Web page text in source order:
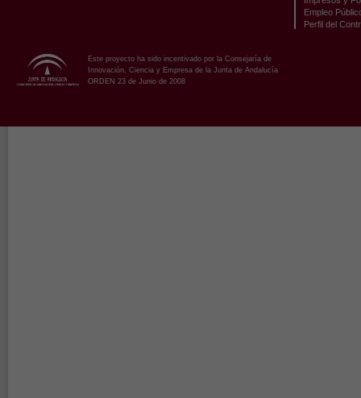
Empleo
Perfil del
Este proyecto ha sido incentivado por la Consejaría de
Innovación, Ciencia y Empresa de la Junta de Andalucía
ORDEN 23 de Junio de 2008